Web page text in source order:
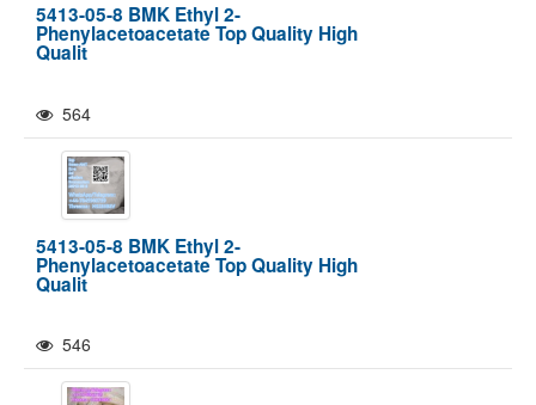
5413-05-8 BMK Ethyl 2-
Phenylacetoacetate Top Quality High
Qualit
564
5413-05-8 BMK Ethyl 2-
Phenylacetoacetate Top Quality High
Qualit
546